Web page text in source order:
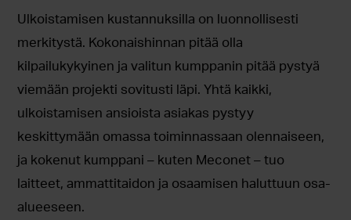
Ulkoistamisen kustannuksilla on luonnollisesti
merkitystä. Kokonaishinnan pitää olla
kilpailukykyinen ja valitun kumppanin pitää pystyä
viemään projekti sovitusti läpi. Yhtä kaikki,
ulkoistamisen ansioista asiakas pystyy
keskittymään omassa toiminnassaan olennaiseen,
ja kokenut kumppani – kuten Meconet – tuo
laitteet, ammattitaidon ja osaamisen haluttuun osa-
alueeseen.